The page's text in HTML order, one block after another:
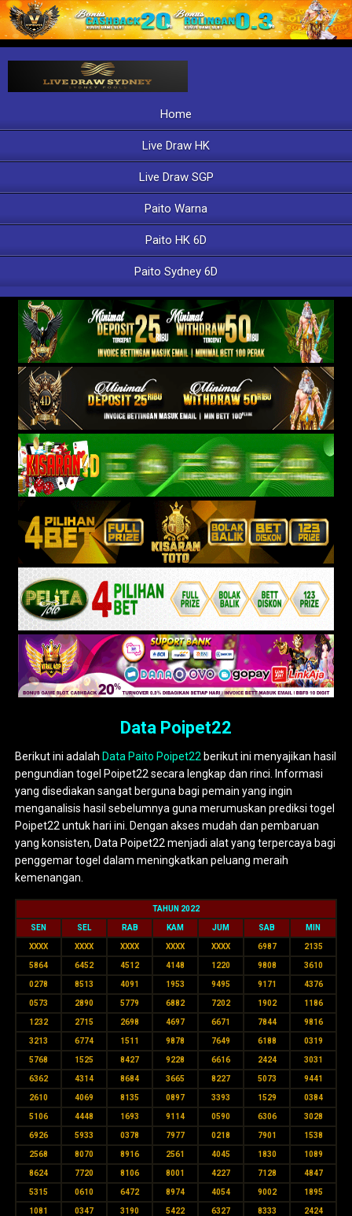
Home
Live Draw HK
Live Draw SGP
Paito Warna
Paito HK 6D
Paito Sydney 6D
Data Poipet22
Berikut ini adalah Data Paito Poipet22 berikut ini menyajikan hasil
pengundian togel Poipet22 secara lengkap dan rinci. Informasi
yang disediakan sangat berguna bagi pemain yang ingin
menganalisis hasil sebelumnya guna merumuskan prediksi togel
Poipet22 untuk hari ini. Dengan akses mudah dan pembaruan
yang konsisten, Data Poipet22 menjadi alat yang terpercaya bagi
penggemar togel dalam meningkatkan peluang meraih
kemenangan.
TAHUN 2022
SEN SEL RAB KAM JUM SAB MIN
XXXX XXXX XXXX XXXX XXXX 6987 2135
5864 6452 4512 4148 1220 9808 3610
0278 8513 4091 1953 9495 9171 4376
0573 2890 5779 6882 7202 1902 1186
1232 2715 2698 4697 6671 7844 9816
3213 6774 1511 9878 7649 6188 0319
5768 1525 8427 9228 6616 2424 3031
6362 4314 8684 3665 8227 5073 9441
2610 4069 8135 0897 3393 1529 0384
5106 4448 1693 9114 0590 6306 3028
6926 5933 0378 7977 0218 7901 1538
2568 8070 8916 2561 4045 1830 1089
8624 7720 8106 8001 4227 7128 4847
5315 0610 6472 8974 4054 9002 1895
1081 0347 3190 5422 6327 8333 2424